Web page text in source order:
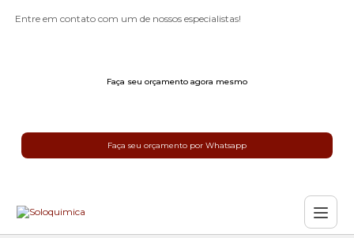
Entre em contato com um de nossos especialistas!
Faça seu orçamento agora mesmo
Faça seu orçamento por Whatsapp